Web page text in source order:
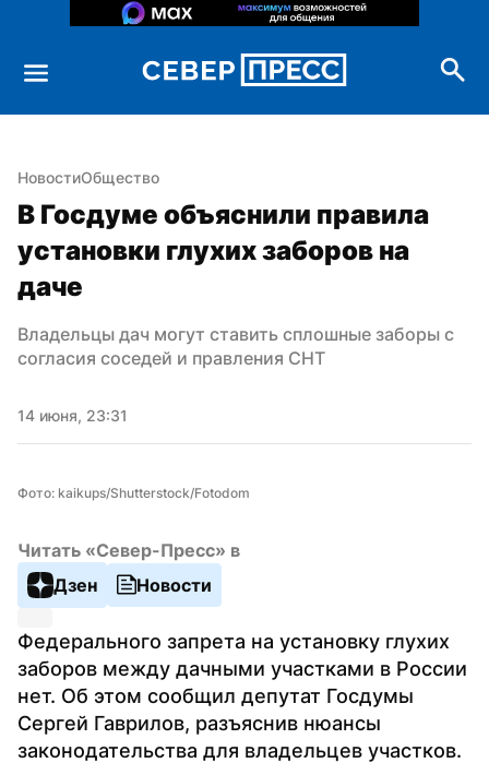
НовостиОбщество
В Госдуме объяснили правила
установки глухих заборов на
даче
Владельцы дач могут ставить сплошные заборы с
согласия соседей и правления СНТ
14 июня, 23:31
Фото: kaikups/Shutterstock/Fotodom
Читать «Север-Пресс» в
Дзен
Новости
Федерального запрета на установку глухих
заборов между дачными участками в России
нет. Об этом сообщил депутат Госдумы
Сергей Гаврилов, разъяснив нюансы
законодательства для владельцев участков.